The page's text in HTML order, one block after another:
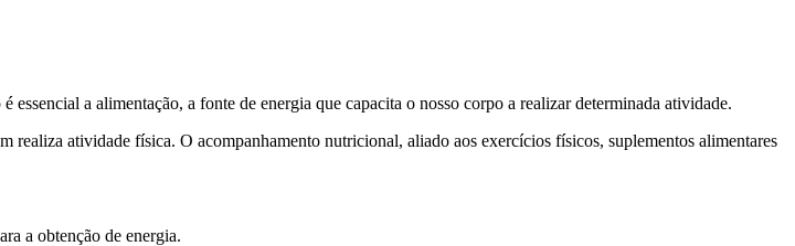
a alimentação, a fonte de energia que capacita o nosso corpo a realizar determinada atividade.
realiza atividade física. O acompanhamento nutricional, aliado aos exercícios físicos, suplementos alimentares
a obtenção de energia.